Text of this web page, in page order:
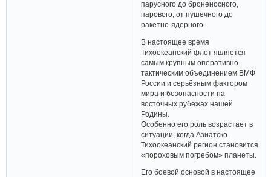
парусного до броненосного,
парового, от пушечного до
ракетно-ядерного.
В настоящее время
Тихоокеанский флот является
самым крупным оперативно-
тактическим объединением ВМФ
России и серьёзным фактором
мира и безопасности на
восточных рубежах нашей
Родины.
Особенно его роль возрастает в
ситуации, когда Азиатско-
Тихоокеанский регион становится
«пороховым погребом» планеты.
Его боевой основой в настоящее